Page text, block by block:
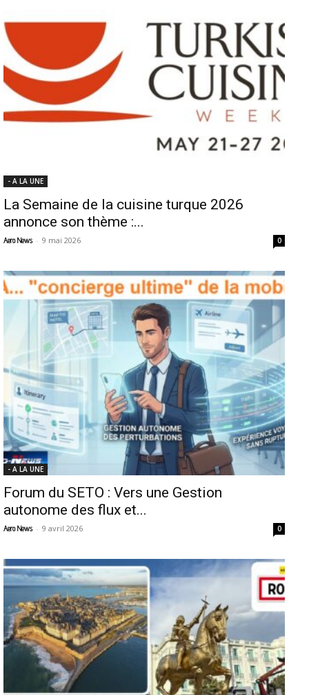
- A LA UNE
La Semaine de la cuisine turque 2026
annonce son thème :...
Aero News - 9 mai 2026 0
- A LA UNE
Forum du SETO : Vers une Gestion
autonome des flux et...
Aero News - 9 avril 2026 0